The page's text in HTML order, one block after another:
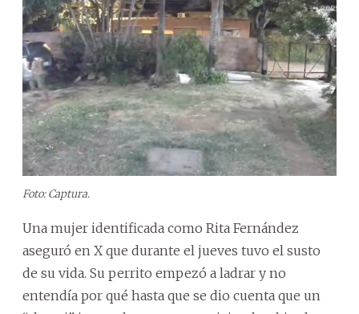
Foto: Captura.
Una mujer identificada como Rita Fernández
aseguró en X que durante el jueves tuvo el susto
de su vida. Su perrito empezó a ladrar y no
entendía por qué hasta que se dio cuenta que un